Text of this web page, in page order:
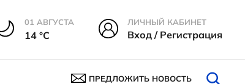
01 АВГУСТА
14 °С
ЛИЧНЫЙ КАБИНЕТ
Вход / Регистрация
ПРЕДЛОЖИТЬ НОВОСТЬ